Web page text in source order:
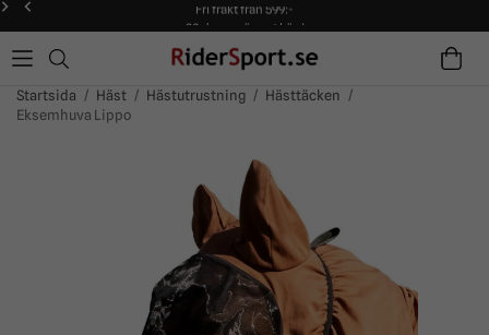
90 dagars öppet köp!
Fri frakt från 599:-
Startsida / Häst / Hästutrustning / Hästtäcken /
Eksemhuva Lippo